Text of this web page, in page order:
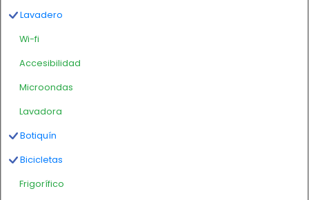
Lavadero
Wi-fi
Accesibilidad
Microondas
Lavadora
Botiquín
Bicicletas
Frigorífico